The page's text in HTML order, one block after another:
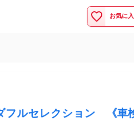
お気に